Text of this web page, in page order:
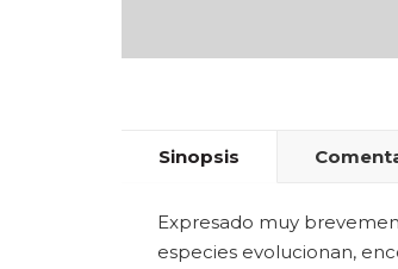
Sinopsis
Expresado muy
especies evolucionan,